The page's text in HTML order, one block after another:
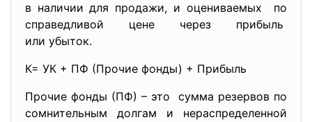
в наличии для продажи, и оцениваемых по
справедливой цене через прибыль
или убыток.
К= УК + ПФ (Прочие фонды) + Прибыль
Прочие фонды (ПФ) – это сумма резервов по
сомнительным долгам и нераспределенной